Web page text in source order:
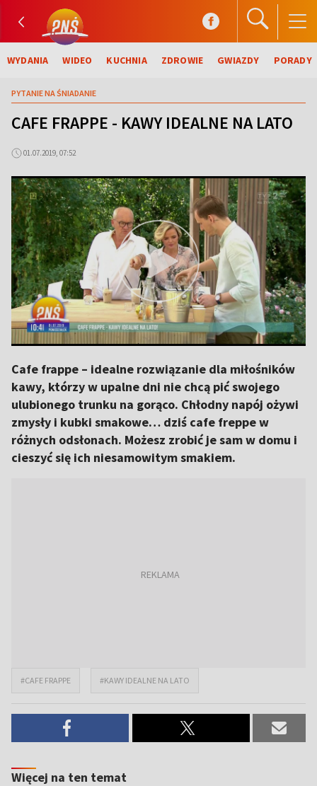
WYDANIA WIDEO KUCHNIA ZDROWIE GWIAZDY PORADY
PYTANIE NA ŚNIADANIE
CAFE FRAPPE - KAWY IDEALNE NA LATO
01.07.2019, 07:52
Cafe frappe – idealne rozwiązanie dla miłośników
kawy, którzy w upalne dni nie chcą pić swojego
ulubionego trunku na gorąco. Chłodny napój ożywi
zmysły i kubki smakowe… dziś cafe freppe w
różnych odsłonach. Możesz zrobić je sam w domu i
cieszyć się ich niesamowitym smakiem.
#CAFE FRAPPE #KAWY IDEALNE NA LATO
Więcej na ten temat